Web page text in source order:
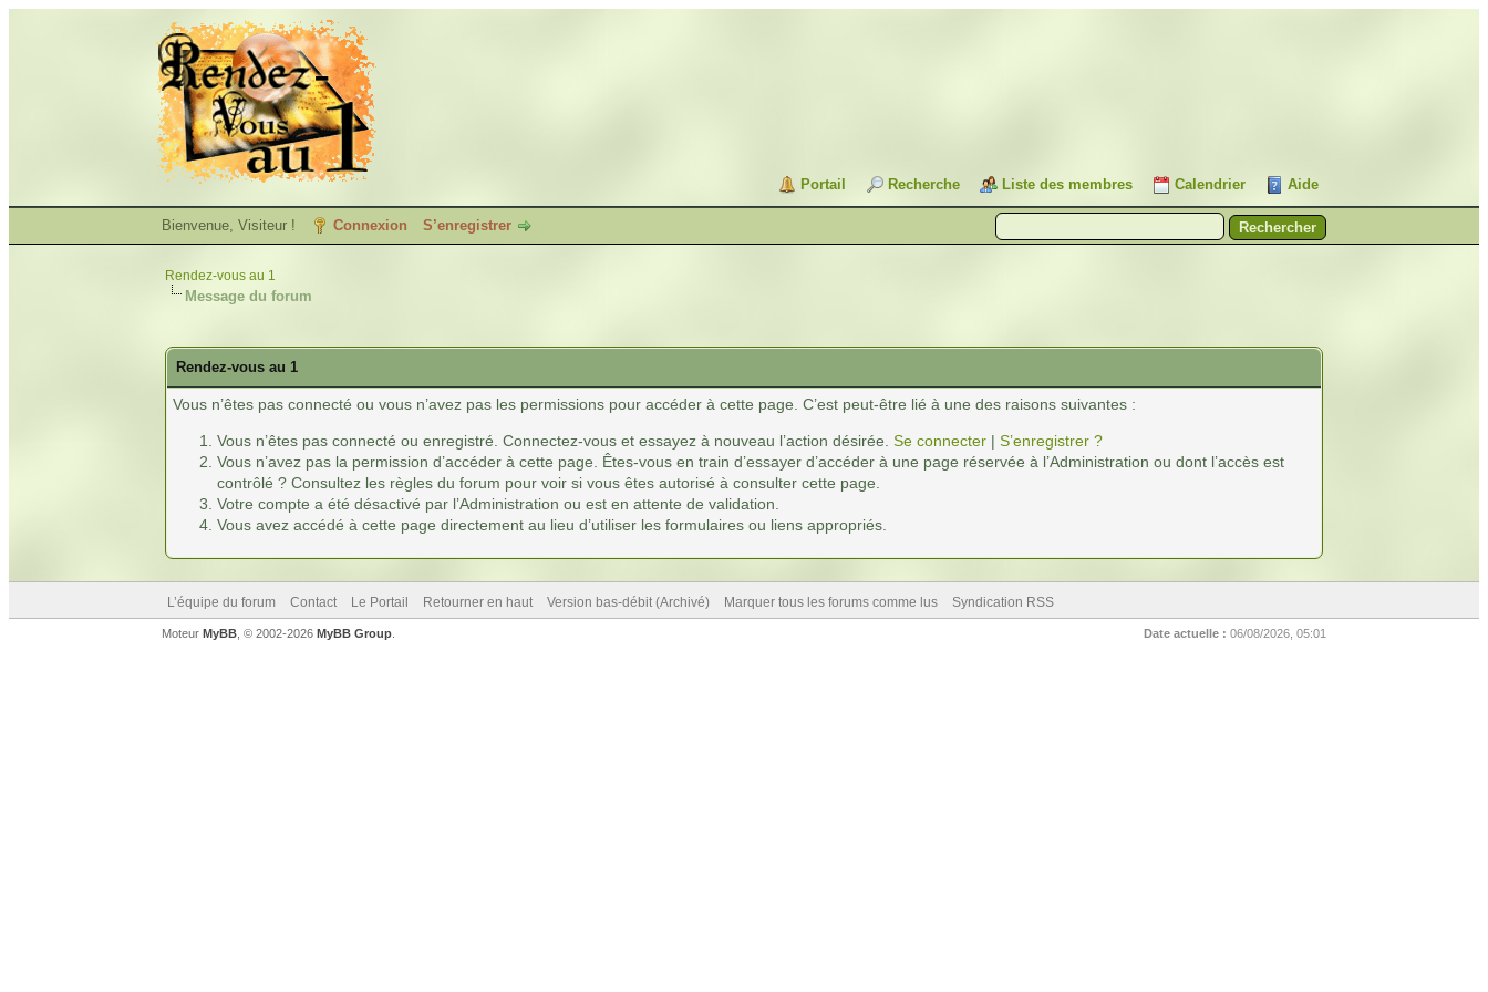
Portail Recherche Liste des membres Calendrier Aide
Bienvenue, Visiteur ! Connexion S’enregistrer
Rendez-vous au 1
Message du forum
Rendez-vous au 1
Vous n’êtes pas connecté ou vous n’avez pas les permissions pour accéder à cette page. C’est peut-être lié à une des raisons suivantes :
Vous n’êtes pas connecté ou enregistré. Connectez-vous et essayez à nouveau l’action désirée. Se connecter| S’enregistrer ?
Vous n’avez pas la permission d’accéder à cette page. Êtes-vous en train d’essayer d’accéder à une page réservée à l’Administration ou dont l’accès est
contrôlé ? Consultez les règles du forum pour voir si vous êtes autorisé à consulter cette page.
Votre compte a été désactivé par l’Administration ou est en attente de validation.
Vous avez accédé à cette page directement au lieu d’utiliser les formulaires ou liens appropriés.
L’équipe du forum Contact Le Portail Retourner en haut Version bas-débit (Archivé) Marquer tous les forums comme lus Syndication RSS
Date actuelle : 06/08/2026, 05:01
Moteur MyBB, © 2002-2026 MyBB Group.